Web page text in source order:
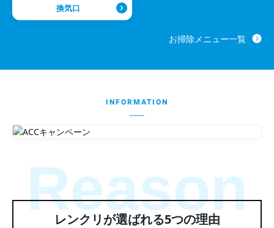
換気口
お掃除メニュー一覧
INFORMATION
レンクリが選ばれる5つの理由
Reason